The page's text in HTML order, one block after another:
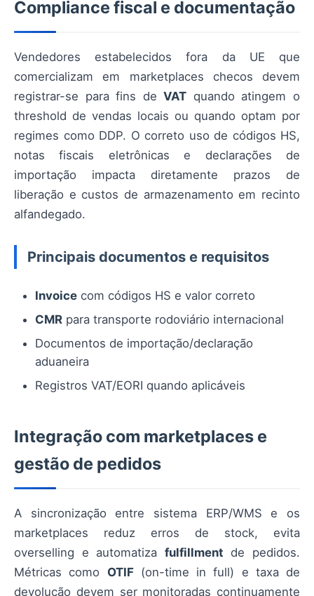
Compliance fiscal e documentação
Vendedores estabelecidos fora da UE que
comercializam em marketplaces checos devem
registrar-se para fins deVAT quando atingem o
threshold de vendas locais ou quando optam por
regimes como DDP. O correto uso de códigos HS,
notas fiscais eletrônicas e declarações de
importação impacta diretamente prazos de
liberação e custos de armazenamento em recinto
alfandegado.
Principais documentos e requisitos
Invoice com códigos HS e valor correto
CMR para transporte rodoviário internacional
Documentos de importação/declaração
aduaneira
Registros VAT/EORI quando aplicáveis
Integração com marketplaces e
gestão de pedidos
A sincronização entre sistema ERP/WMS e os
marketplaces reduz erros de stock, evita
overselling e automatiza fulfillment de pedidos.
Métricas como OTIF(on-time in full) e taxa de
devolução devem ser monitoradas continuamente